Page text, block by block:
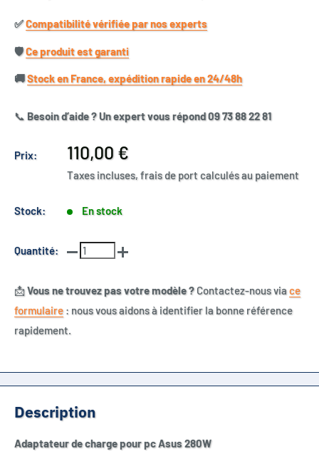
✅​Compatibilité vérifiée par nos experts
🛡️​Ce produit est garanti
🚚​Stock en France, expédition rapide en 24/48h
📞 Besoin d’aide ? Un expert vous répond 09 73 88 22 81
Prix:
Prix
réduit
110,00 €
Taxes incluses, frais de port calculés au paiement
Stock: En stock
Quantité:
📩Vous ne trouvez pas votre modèle ?Contactez-nous viace
formulaire : nous vous aidons à identifier la bonne référence
rapidement.
Description
Adaptateur de charge pour pc Asus 280W